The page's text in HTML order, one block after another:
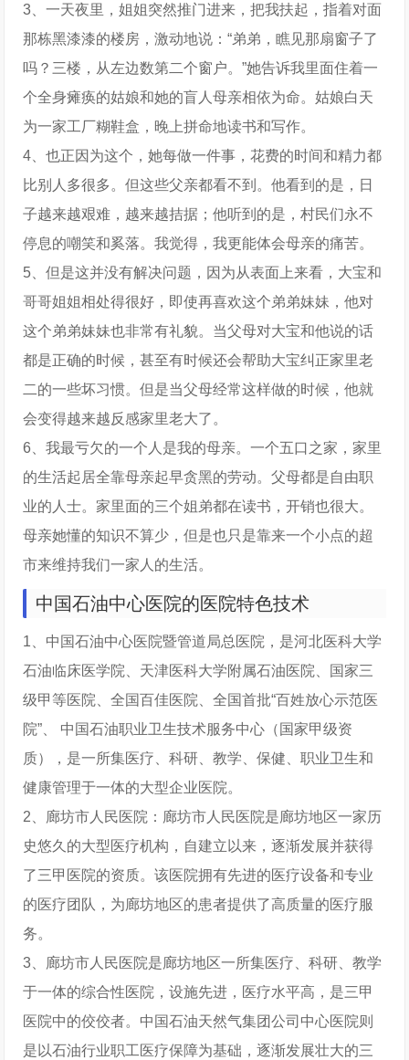
3、一天夜里，姐姐突然推门进来，把我扶起，指着对面
那栋黑漆漆的楼房，激动地说：“弟弟，瞧见那扇窗子了
吗？三楼，从左边数第二个窗户。”她告诉我里面住着一
个全身瘫痪的姑娘和她的盲人母亲相依为命。姑娘白天
为一家工厂糊鞋盒，晚上拼命地读书和写作。
4、也正因为这个，她每做一件事，花费的时间和精力都
比别人多很多。但这些父亲都看不到。他看到的是，日
子越来越艰难，越来越拮据；他听到的是，村民们永不
停息的嘲笑和奚落。我觉得，我更能体会母亲的痛苦。
5、但是这并没有解决问题，因为从表面上来看，大宝和
哥哥姐姐相处得很好，即使再喜欢这个弟弟妹妹，他对
这个弟弟妹妹也非常有礼貌。当父母对大宝和他说的话
都是正确的时候，甚至有时候还会帮助大宝纠正家里老
二的一些坏习惯。但是当父母经常这样做的时候，他就
会变得越来越反感家里老大了。
6、我最亏欠的一个人是我的母亲。一个五口之家，家里
的生活起居全靠母亲起早贪黑的劳动。父母都是自由职
业的人士。家里面的三个姐弟都在读书，开销也很大。
母亲她懂的知识不算少，但是也只是靠来一个小点的超
市来维持我们一家人的生活。
中国石油中心医院的医院特色技术
1、中国石油中心医院暨管道局总医院，是河北医科大学
石油临床医学院、天津医科大学附属石油医院、国家三
级甲等医院、全国百佳医院、全国首批“百姓放心示范医
院”、 中国石油职业卫生技术服务中心（国家甲级资
质），是一所集医疗、科研、教学、保健、职业卫生和
健康管理于一体的大型企业医院。
2、廊坊市人民医院：廊坊市人民医院是廊坊地区一家历
史悠久的大型医疗机构，自建立以来，逐渐发展并获得
了三甲医院的资质。该医院拥有先进的医疗设备和专业
的医疗团队，为廊坊地区的患者提供了高质量的医疗服
务。
3、廊坊市人民医院是廊坊地区一所集医疗、科研、教学
于一体的综合性医院，设施先进，医疗水平高，是三甲
医院中的佼佼者。中国石油天然气集团公司中心医院则
是以石油行业职工医疗保障为基础，逐渐发展壮大的三